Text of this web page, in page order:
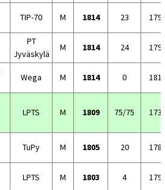
TIP-70 M 1814 23
PT
Jyväskylä
M 1814 24
Wega M 1814 0
LPTS M 1809 75/75
TuPy M 1805 20
LPTS M 1803 4